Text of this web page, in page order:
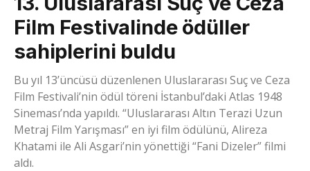
Film Festivalinde ödüller
sahiplerini buldu
Bu yıl 13’üncüsü düzenlenen Uluslararası Suç ve Ceza
Film Festivali’nin ödül töreni İstanbul’daki Atlas 1948
Sineması’nda yapıldı. “Uluslararası Altın Terazi Uzun
Metraj Film Yarışması” en iyi film ödülünü, Alireza
Khatami ile Ali Asgari’nin yönettiği “Fani Dizeler” filmi
aldı.